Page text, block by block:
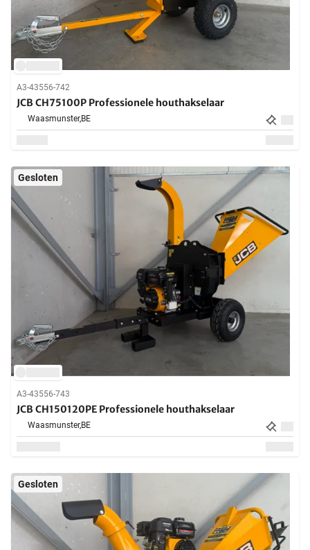
A3-43556-742
JCB CH75100P Professionele houthakselaar
Waasmunster,BE
Gesloten
A3-43556-743
JCB CH150120PE Professionele houthakselaar
Waasmunster,BE
Gesloten